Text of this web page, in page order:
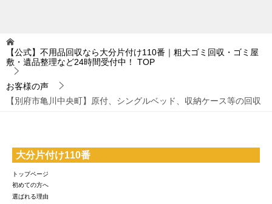
【公式】不用品回収なら大分片付け110番｜粗大ゴミ回収・ゴミ屋
敷・遺品整理など24時間受付中！
TOP
お客様の声
【別府市亀川中央町】原付、シングルベッド、収納ケース等の回収
大分片付け110番
トップページ
初めての方へ
選ばれる理由